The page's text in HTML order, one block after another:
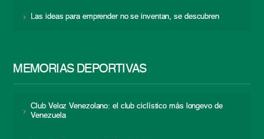
Las ideas para emprender no se inventan, se descubren
MEMORIAS DEPORTIVAS
Club Veloz Venezolano: el club ciclístico más longevo de
Venezuela